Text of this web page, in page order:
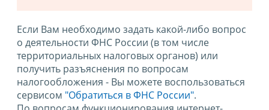
Если Вам необходимо задать какой-либо вопрос
о деятельности ФНС России (в том числе
территориальных налоговых органов) или
получить разъяснения по вопросам
налогообложения - Вы можете воспользоваться
сервисом "Обратиться в ФНС России".